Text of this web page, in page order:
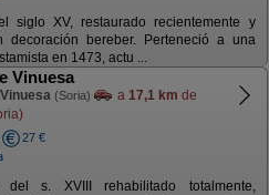
siglo XV, restaurado recientemente y
decoración bereber. Perteneció a una
en 1473, actu ...
Vinuesa
Vinuesa (Soria) a 17,1 km de
27 €
s. XVIII rehabilitado totalmente,